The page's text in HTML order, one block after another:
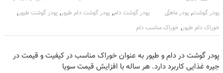
پودر گوشت, پودر ماهی پودر گوشت دام, پودر گوشت دام طیور, پودر گوشت طیور,
خوراک دام طیور, خوراک مناسب دام
پودر گوشت در دام و طیور به عنوان خوراک مناسب در کیفیت و قیمت در
جیره غذایی کاربرد دارد. هر ساله با افزایش قیمت سویا